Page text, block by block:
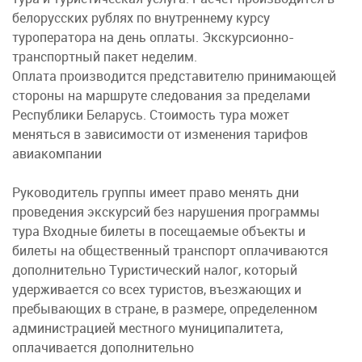
белорусских рублях по внутреннему курсу
туроператора на день оплаты. Экскурсионно-
транспортный пакет неделим.
Оплата производится представителю принимающей
стороны на маршруте следования за пределами
Республики Беларусь. Стоимость тура может
меняться в зависимости от изменения тарифов
авиакомпании
Руководитель группы имеет право менять дни
проведения экскурсий без нарушения программы
тура Входные билеты в посещаемые объекты и
билеты на общественный транспорт оплачиваются
дополнительно Туристический налог, который
удерживается со всех туристов, въезжающих и
пребывающих в стране, в размере, определенном
администрацией местного муниципалитета,
оплачивается дополнительно